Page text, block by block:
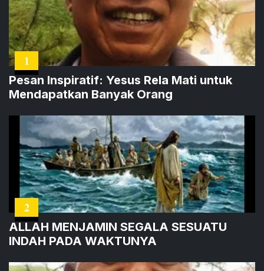
1
Pesan Inspiratif: Yesus Rela Mati untuk
Mendapatkan Banyak Orang
2
ALLAH MENJAMIN SEGALA SESUATU
INDAH PADA WAKTUNYA